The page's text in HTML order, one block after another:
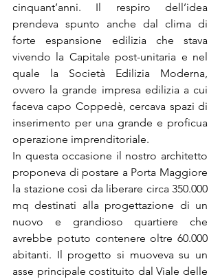
cinquant’anni. Il respiro dell’idea
prendeva spunto anche dal clima di
forte espansione edilizia che stava
vivendo la Capitale post-unitaria e nel
quale la Società Edilizia Moderna,
ovvero la grande impresa edilizia a cui
faceva capo Coppedè, cercava spazi di
inserimento per una grande e proficua
operazione imprenditoriale.
In questa occasione il nostro architetto
proponeva di postare a Porta Maggiore
la stazione così da liberare circa 350.000
mq destinati alla progettazione di un
nuovo e grandioso quartiere che
avrebbe potuto contenere oltre 60.000
abitanti. Il progetto si muoveva su un
asse principale costituito dal Viale delle